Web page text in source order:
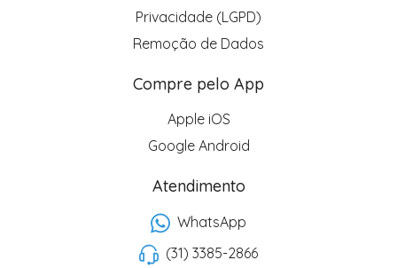
Privacidade (LGPD)
Remoção de Dados
Compre pelo App
Apple iOS
Google Android
Atendimento
WhatsApp
(31) 3385-2866